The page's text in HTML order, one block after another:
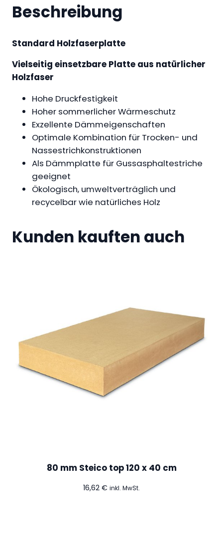
o
e
M
e
Beschreibung
Standard Holzfaserplatte
Vielseitig einsetzbare Platte aus natürlicher
Holzfaser
Hohe Druckfestigkeit
Hoher sommerlicher Wärmeschutz
Exzellente Dämmeigenschaften
Optimale Kombination für Trocken- und
Nassestrichkonstruktionen
Als Dämmplatte für Gussasphaltestriche
geeignet
Ökologisch, umweltverträglich und
recycelbar wie natürliches Holz
Kunden kauften auch
80 mm Steico top 120 x 40 cm
16,62 € inkl. MwSt.